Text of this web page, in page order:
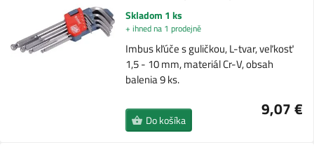
Skladom 1 ks
+ ihned na 1 prodejně
Imbus kľúče s guličkou, L-tvar, veľkosť
1,5 - 10 mm, materiál Cr-V, obsah
balenia 9 ks.
9,07 €
Do košíka